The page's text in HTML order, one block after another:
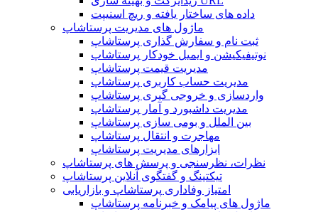
داده های ساختار یافته و ریچ اسنیپت
ماژول های مدیریت پرستاشاپ
ثبت نام و سفارش گذاری پرستاشاپ
نوتیفیکیشن و ایمیل خودکار پرستاشاپ
مدیریت قیمت پرستاشاپ
مدیریت حساب کاربری پرستاشاپ
واردسازی و خروجی گیری پرستاشاپ
مدیریت داشبورد و آمار پرستاشاپ
بین الملل و بومی سازی پرستاشاپ
مهاجرت و انتقال پرستاشاپ
ابزارهای مدیریت پرستاشاپ
نظرات، نظرسنجی و پرسش های پرستاشاپ
تیکتینگ و گفتگوی آنلاین پرستاشاپ
امتیاز وفاداری پرستاشاپ و بازاریابی
ماژول های پیامک و خبرنامه پرستاشاپ